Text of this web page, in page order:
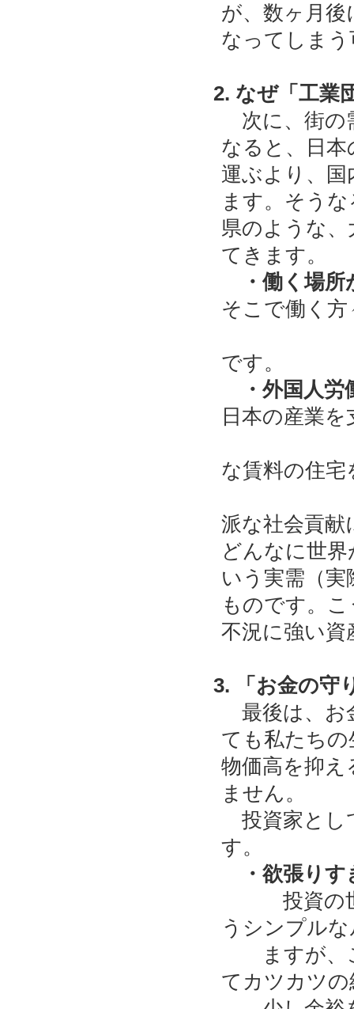
が、数ヶ月
なってしま
2. なぜ「工業
次に、街の
なると、日
運ぶより、
ます。そう
県のような
てきます。
・働く場所
そこで働く
です。
・外国人労
日本の産業
な賃料の住
派な社会貢
どんなに世
いう実需（
ものです。
不況に強い資
3. 「お金の守
最後は、お
ても私たち
物価高を抑え
ません。
投資家とし
す。
・欲張りす
投資の世
うシンプル
ますが、こ
てカツカツ